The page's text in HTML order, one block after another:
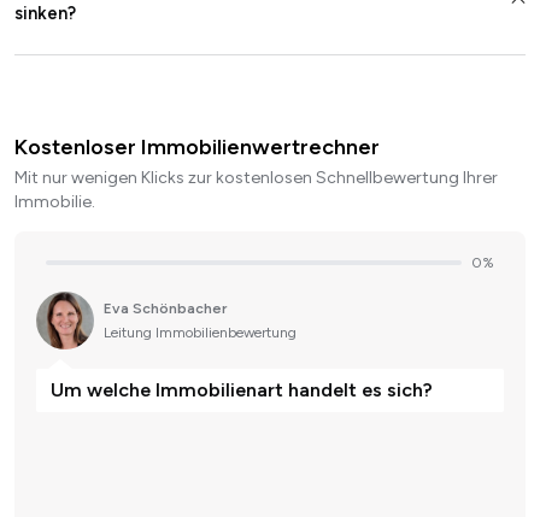
sinken?
Kostenloser Immobilienwertrechner
Mit nur wenigen Klicks zur kostenlosen Schnellbewertung Ihrer
Immobilie.